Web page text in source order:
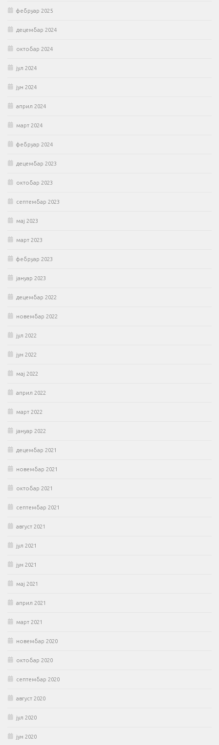
фебруар 2025
децембар 2024
октобар 2024
јул 2024
јун 2024
април 2024
март 2024
фебруар 2024
децембар 2023
октобар 2023
септембар 2023
мај 2023
март 2023
фебруар 2023
јануар 2023
децембар 2022
новембар 2022
јул 2022
јун 2022
мај 2022
април 2022
март 2022
јануар 2022
децембар 2021
новембар 2021
октобар 2021
септембар 2021
август 2021
јул 2021
јун 2021
мај 2021
април 2021
март 2021
новембар 2020
октобар 2020
септембар 2020
август 2020
јул 2020
јун 2020